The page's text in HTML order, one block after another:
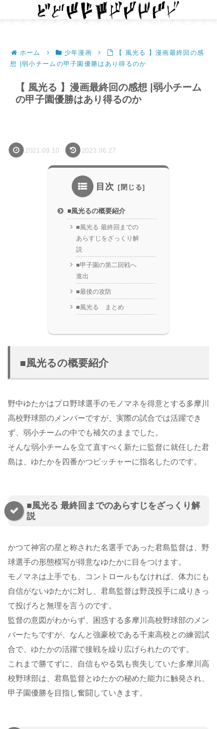
ホーム 少年漫画
【 風光る 】漫画最終回の感
想 |弱小チームの甲子園優勝はあり得るのか
【 風光る 】漫画最終回の感想 |弱小チーム
の甲子園優勝はあり得るのか
2021.09.10 2023.06.27
目次
■風光るの概要紹介
■風光る 最終回までの
あらすじをざっくり解
説
■甲子園の第二回戦へ
進出
■最後の攻防
■風光る まとめ
■風光るの概要紹介
野中ゆたかはプロ野球選手のモノマネを得意とする多摩川
高校野球部のメンバーですが、実際の試合では活躍でき
ず、弱小チームの中でも補欠のままでした。
そんな弱小チームを立て直すべく新たに監督に就任した君
島は、ゆたかを四番かつピッチャーに指名したのです。
■風光る 最終回までのあらすじをざっくり解
説
かつて神宮の星と称された名選手であった君島監督は、野
球選手の形態模写が得意なゆたかに目をつけます。
モノマネは上手でも、コントロールもなければ、体力にも
自信がないゆたかに対し、君島監督は野茂投手に成りきっ
て投げろと無理を言うのです。
監督の意図がわからず、困惑する多摩川高校野球部のメン
バーたちですが、なんと強豪校である千束高校との練習試
合で、ゆたかの活躍で接戦を繰り広げられたのです。
これまで勝てずに、自信もやる気も喪失していた多摩川高
校野球部は、君島監督とゆたかの秘めた能力に触発され、
甲子園優勝を目指し奮闘していきます。